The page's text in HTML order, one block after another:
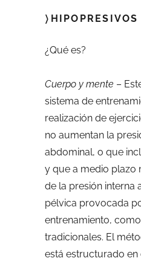
〉HIPOPRESIVOS
¿Qué es?
Cuerpo y mente –
sistema de
realización de
no aumentan la
abdominal, o que
y que a medio plazo
de la presión interna
pélvica provocada
entrenamiento,
tradicionales. El
está estructurado en